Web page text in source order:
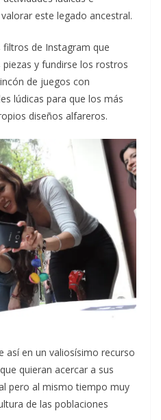
este legado ancestral.
de Instagram que
y fundirse los rostros
de juegos con
lúdicas para que los más
diseños alfareros.
así en un valiosísimo recurso
quieran acercar a sus
pero al mismo tiempo muy
de las poblaciones